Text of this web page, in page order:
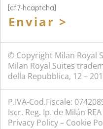
[cf7-hcaptcha]
Enviar >
© Copyright Milan Royal
Milan Royal Suites
della Repubblica, 12 –
P.IVA-Cod.Fiscale:
Iscr. Reg. Ip. de Milán
Privacy Policy– Cookie